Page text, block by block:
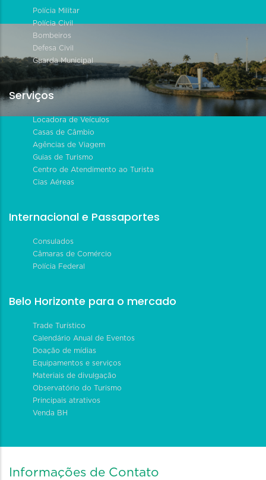
Polícia Militar
Polícia Civil
Bombeiros
Defesa Civil
Guarda Municipal
Serviços
Locadora de Veículos
Casas de Câmbio
Agências de Viagem
Guias de Turismo
Centro de Atendimento ao Turista
Cias Aéreas
Internacional e Passaportes
Consulados
Câmaras de Comércio
Polícia Federal
Belo Horizonte para o mercado
Trade Turístico
Calendário Anual de Eventos
Doação de mídias
Equipamentos e serviços
Materiais de divulgação
Observatório do Turismo
Principais atrativos
Venda BH
Informações de Contato